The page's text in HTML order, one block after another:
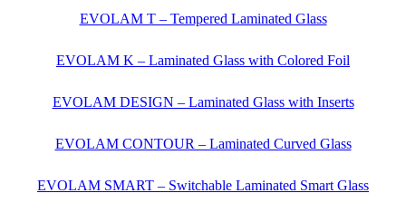
EVOLAM T – Tempered Laminated Glass
EVOLAM K – Laminated Glass with Colored Foil
EVOLAM DESIGN – Laminated Glass with Inserts
EVOLAM CONTOUR – Laminated Curved Glass
EVOLAM SMART – Switchable Laminated Smart Glass